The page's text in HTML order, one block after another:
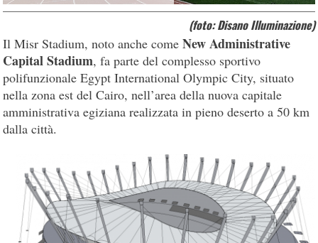
(foto: Disano Illuminazione)
Il Misr Stadium, noto anche come New Administrative
Capital Stadium, fa parte del complesso sportivo
polifunzionale Egypt International Olympic City, situato
nella zona est del Cairo, nell’area della nuova capitale
amministrativa egiziana realizzata in pieno deserto a 50 km
dalla città.